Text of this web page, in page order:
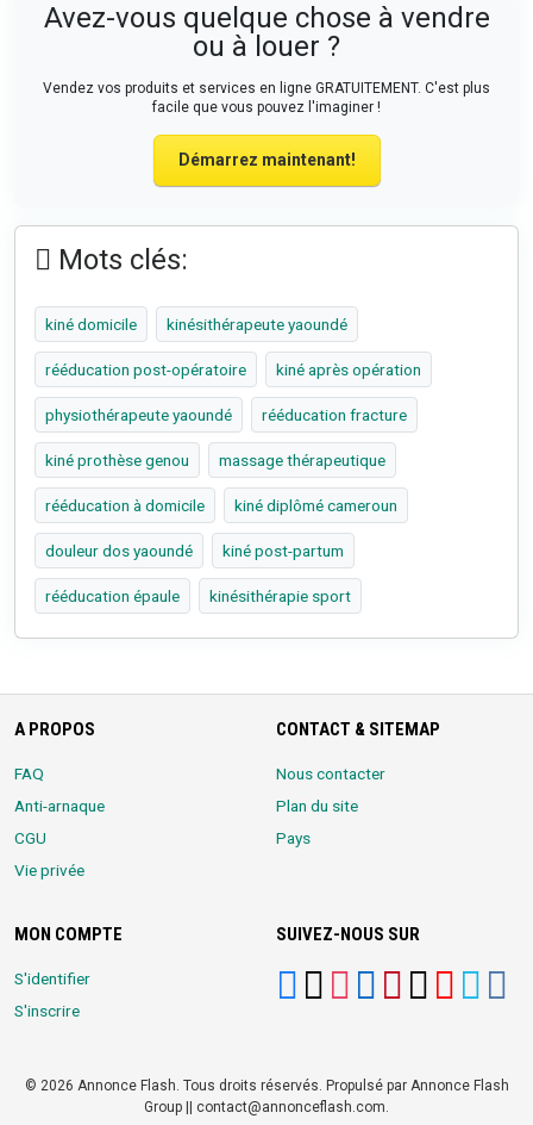
Avez-vous quelque chose à vendre
ou à louer ?
Vendez vos produits et services en ligne GRATUITEMENT. C'est plus
facile que vous pouvez l'imaginer !
Démarrez maintenant!
Mots clés:
kiné domicile kinésithérapeute yaoundé
rééducation post-opératoire kiné après opération
physiothérapeute yaoundé rééducation fracture
kiné prothèse genou massage thérapeutique
rééducation à domicile kiné diplômé cameroun
douleur dos yaoundé kiné post-partum
rééducation épaule kinésithérapie sport
A PROPOS
FAQ
Anti-arnaque
CGU
Vie privée
CONTACT & SITEMAP
Nous contacter
Plan du site
Pays
MON COMPTE
S'identifier
S'inscrire
SUIVEZ-NOUS SUR
© 2026 Annonce Flash. Tous droits réservés. Propulsé par Annonce Flash
Group || contact@annonceflash.com.